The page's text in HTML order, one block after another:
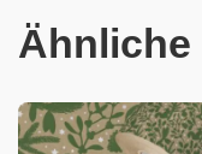
Ähnliche